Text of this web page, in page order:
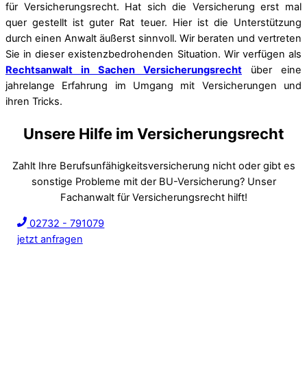
für Versicherungsrecht. Hat sich die Versicherung erst mal
quer gestellt ist guter Rat teuer. Hier ist die Unterstützung
durch einen Anwalt äußerst sinnvoll. Wir beraten und vertreten
Sie in dieser existenzbedrohenden Situation. Wir verfügen als
Rechtsanwalt in Sachen Versicherungsrecht über eine
jahrelange Erfahrung im Umgang mit Versicherungen und
ihren Tricks.
Unsere Hilfe im Versicherungsrecht
Zahlt Ihre Berufsunfähigkeitsversicherung nicht oder gibt es
sonstige Probleme mit der BU-Versicherung? Unser
Fachanwalt für Versicherungsrecht hilft!
02732 - 791079
jetzt anfragen